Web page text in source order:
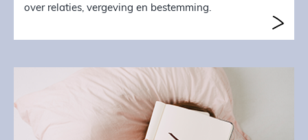
over relaties, vergeving en bestemming.